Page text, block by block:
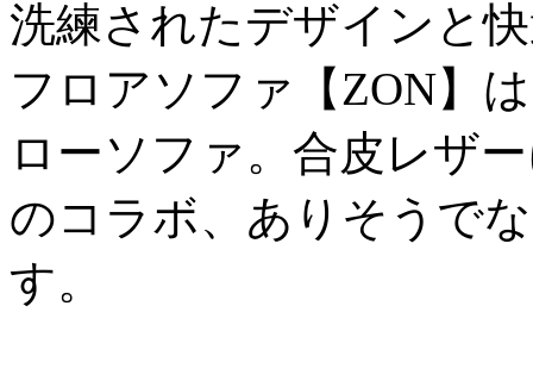
洗練されたデザインと
フロアソファ【ZON】
ローソファ。合皮レザ
のコラボ、ありそうで
す。